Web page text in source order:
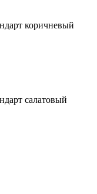
коричневый
салатовый